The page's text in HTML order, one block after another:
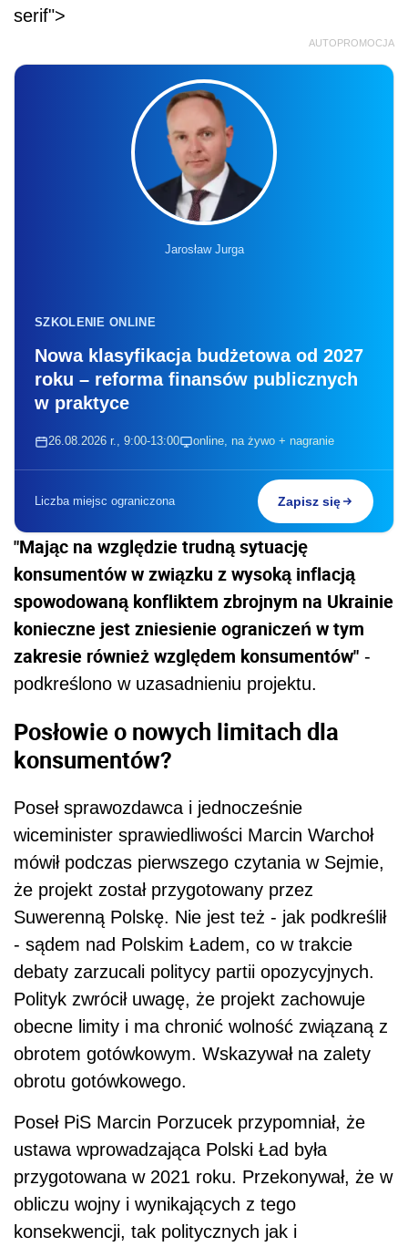
serif">
AUTOPROMOCJA
Jarosław Jurga
SZKOLENIE ONLINE
Nowa klasyfikacja budżetowa od 2027
roku – reforma finansów publicznych
w praktyce
26.08.2026 r., 9:00-13:00 online, na żywo + nagranie
Liczba miejsc ograniczona Zapisz się
"Mając na względzie trudną sytuację
konsumentów w związku z wysoką inflacją
spowodowaną konfliktem zbrojnym na Ukrainie
konieczne jest zniesienie ograniczeń w tym
zakresie również względem konsumentów" -
podkreślono w uzasadnieniu projektu.
Posłowie o nowych limitach dla
konsumentów?
Poseł sprawozdawca i jednocześnie
wiceminister sprawiedliwości Marcin Warchoł
mówił podczas pierwszego czytania w Sejmie,
że projekt został przygotowany przez
Suwerenną Polskę. Nie jest też - jak podkreślił
- sądem nad Polskim Ładem, co w trakcie
debaty zarzucali politycy partii opozycyjnych.
Polityk zwrócił uwagę, że projekt zachowuje
obecne limity i ma chronić wolność związaną z
obrotem gotówkowym. Wskazywał na zalety
obrotu gotówkowego.
Poseł PiS Marcin Porzucek przypomniał, że
ustawa wprowadzająca Polski Ład była
przygotowana w 2021 roku. Przekonywał, że w
obliczu wojny i wynikających z tego
konsekwencji, tak politycznych jak i